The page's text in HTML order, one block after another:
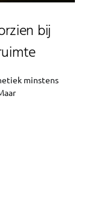
bij
minstens